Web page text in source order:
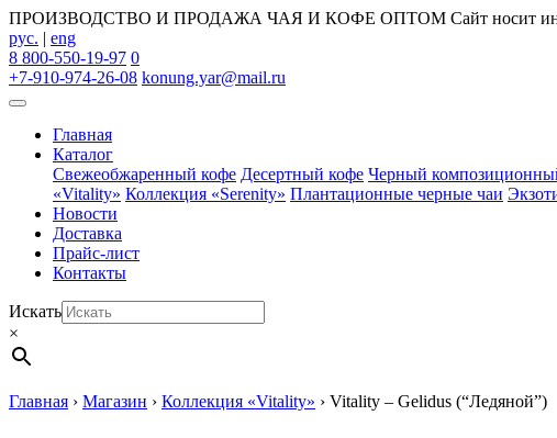
ПРОИЗВОДСТВО И ПРОДАЖА ЧАЯ И КОФЕ ОПТОМ Сайт носит
рус. | eng
8 800-550-19-97 0
+7-910-974-26-08 konung.yar@mail.ru
Главная
Каталог
Свежеобжаренный кофе Десертный кофе Черный
«Vitality» Коллекция «Serenity» Плантационные черные чаи
Новости
Доставка
Прайс-лист
Контакты
Искать
×
Главная › Магазин › Коллекция «Vitality» › Vitality – Gelidus (“Ледяной”)